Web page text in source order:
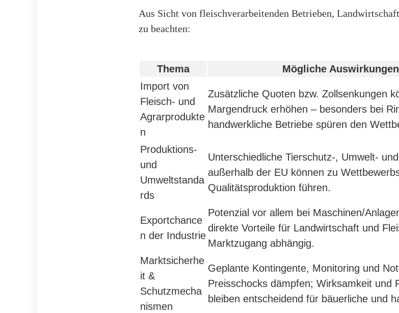
Aus Sicht von fleischverarbeitenden Betrieben,
zu beachten:
Thema
Mögliche
Import von
Fleisch- und
Agrarprodukte
n
Zusätzliche Quoten bzw. Zollsenkungen
Margendruck erhöhen – besonders bei
handwerkliche Betriebe spüren den
Produktions-
und
Umweltstanda
rds
Unterschiedliche Tierschutz-, Umwelt-
außerhalb der EU können zu
Qualitätsproduktion führen.
Exportchance
n der Industrie
Potenzial vor allem bei Maschinen/
direkte Vorteile für Landwirtschaft und
Marktzugang abhängig.
Marktsicherhe
it &
Schutzmecha
nismen
Geplante Kontingente, Monitoring und
Preisschocks dämpfen; Wirksamkeit und
bleiben entscheidend für bäuerliche und